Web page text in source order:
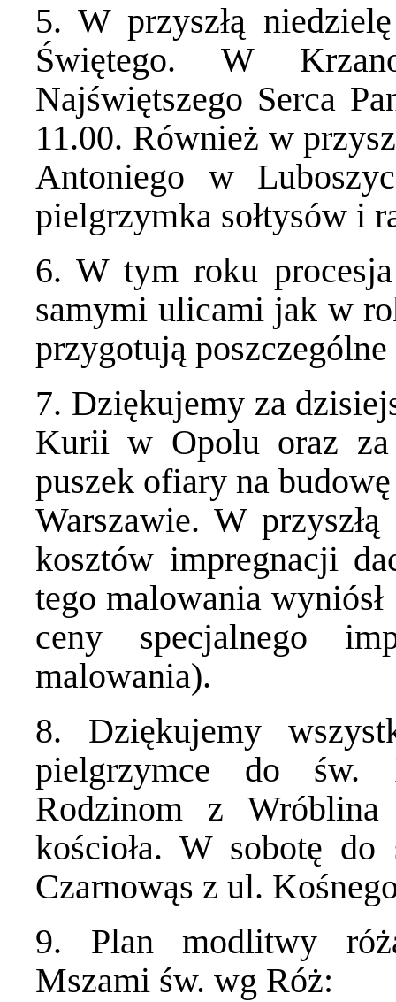
5. W przyszłą
Świętego. W
Najświętszego Serca
11.00. Również w
Antoniego w
pielgrzymka sołtysów i
6. W tym roku
samymi ulicami jak w
przygotują
7. Dziękujemy za
Kurii w Opolu oraz za
puszek ofiary na
Warszawie. W
kosztów impregnacji
tego malowania
ceny specjalnego
malowania).
8. Dziękujemy
pielgrzymce do św.
Rodzinom z Wróblina
kościoła. W sobotę
Czarnowąs z ul.
9. Plan modlitwy
Mszami św. wg Róż: